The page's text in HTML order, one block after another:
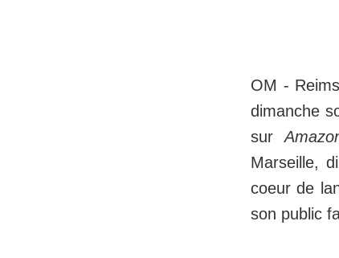
OM -
dimanche
sur
Marseille,
coeur de
son public